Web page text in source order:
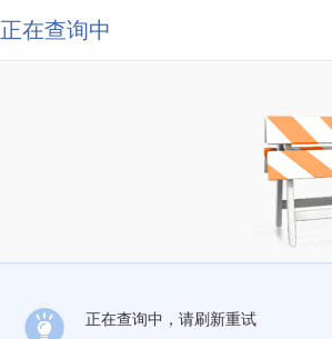
正在查询中
正在查询中，请刷新重试